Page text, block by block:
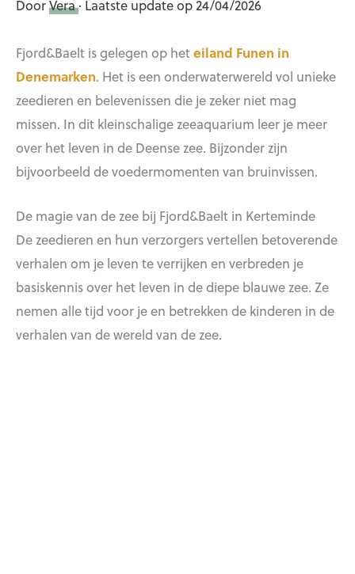
DoorVera· Laatste update op 24/04/2026
Fjord&Baelt is gelegen op heteiland Funen in
Denemarken. Het is een onderwaterwereld vol unieke
zeedieren en belevenissen die je zeker niet mag
missen. In dit kleinschalige zeeaquarium leer je meer
over het leven in de Deense zee. Bijzonder zijn
bijvoorbeeld de voedermomenten van bruinvissen.
De magie van de zee bij Fjord&Baelt in Kerteminde
De zeedieren en hun verzorgers vertellen betoverende
verhalen om je leven te verrijken en verbreden je
basiskennis over het leven in de diepe blauwe zee. Ze
nemen alle tijd voor je en betrekken de kinderen in de
verhalen van de wereld van de zee.